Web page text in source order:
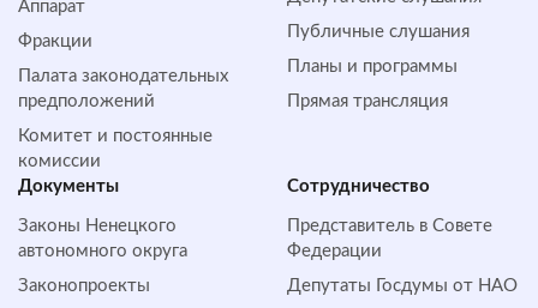
Аппарат
Фракции
Палата законодательных
предположений
Комитет и постоянные
комиссии
Публичные слушания
Планы и программы
Прямая трансляция
Документы
Законы Ненецкого
автономного округа
Законопроекты
Сотрудничество
Представитель в Совете
Федерации
Депутаты Госдумы от НАО